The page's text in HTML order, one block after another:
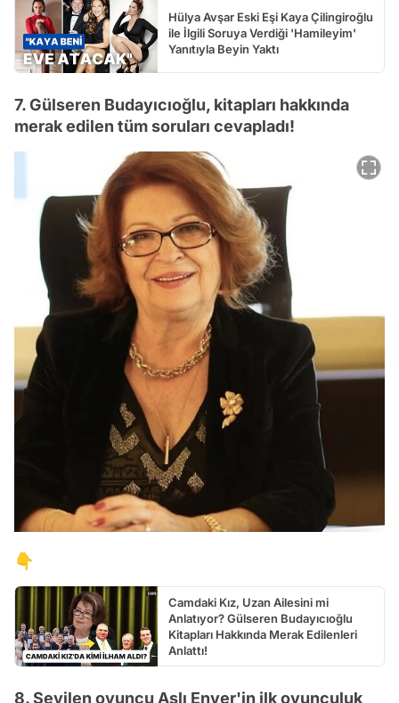
Hülya Avşar Eski Eşi Kaya Çilingiroğlu
ile İlgili Soruya Verdiği 'Hamileyim'
Yanıtıyla Beyin Yaktı
7. Gülseren Budayıcıoğlu, kitapları hakkında
merak edilen tüm soruları cevapladı!
👇
Camdaki Kız, Uzan Ailesini mi
Anlatıyor? Gülseren Budayıcıoğlu
Kitapları Hakkında Merak Edilenleri
Anlattı!
8. Sevilen oyuncu Aslı Enver'in ilk oyunculuk